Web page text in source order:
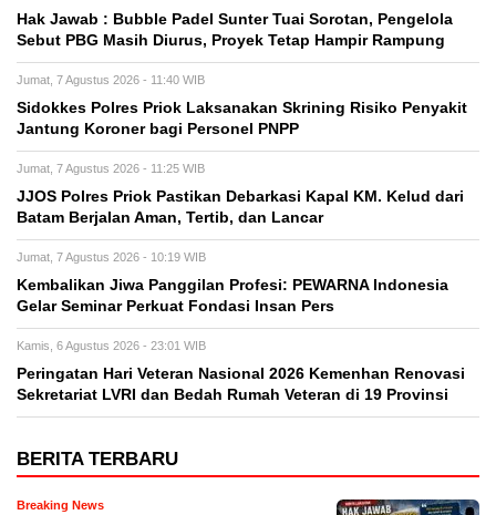
Hak Jawab : Bubble Padel Sunter Tuai Sorotan, Pengelola
Sebut PBG Masih Diurus, Proyek Tetap Hampir Rampung
Jumat, 7 Agustus 2026 - 11:40 WIB
Sidokkes Polres Priok Laksanakan Skrining Risiko Penyakit
Jantung Koroner bagi Personel PNPP
Jumat, 7 Agustus 2026 - 11:25 WIB
JJOS Polres Priok Pastikan Debarkasi Kapal KM. Kelud dari
Batam Berjalan Aman, Tertib, dan Lancar
Jumat, 7 Agustus 2026 - 10:19 WIB
Kembalikan Jiwa Panggilan Profesi: PEWARNA Indonesia
Gelar Seminar Perkuat Fondasi Insan Pers
Kamis, 6 Agustus 2026 - 23:01 WIB
Peringatan Hari Veteran Nasional 2026 Kemenhan Renovasi
Sekretariat LVRI dan Bedah Rumah Veteran di 19 Provinsi
BERITA TERBARU
Breaking News